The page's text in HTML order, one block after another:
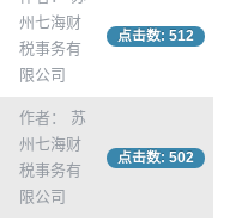
州七海财
税事务有
限公司
点击数: 512
作者： 苏
州七海财
税事务有
限公司
点击数: 502